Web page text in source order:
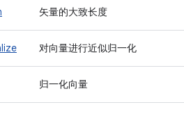
矢量的大致长度
对向量进行近似归一化
归一化向量